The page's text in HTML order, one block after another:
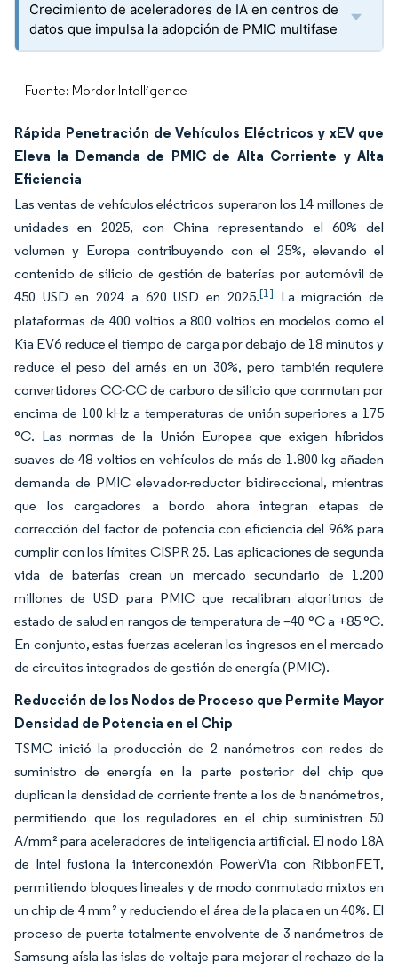
Crecimiento de aceleradores de IA en centros de
datos que impulsa la adopción de PMIC multifase
Fuente: Mordor Intelligence
Rápida Penetración de Vehículos Eléctricos y xEV que
Eleva la Demanda de PMIC de Alta Corriente y Alta
Eficiencia
Las ventas de vehículos eléctricos superaron los 14 millones de
unidades en 2025, con China representando el 60% del
volumen y Europa contribuyendo con el 25%, elevando el
contenido de silicio de gestión de baterías por automóvil de
450 USD en 2024 a 620 USD en 2025.[1] La migración de
plataformas de 400 voltios a 800 voltios en modelos como el
Kia EV6 reduce el tiempo de carga por debajo de 18 minutos y
reduce el peso del arnés en un 30%, pero también requiere
convertidores CC-CC de carburo de silicio que conmutan por
encima de 100 kHz a temperaturas de unión superiores a 175
°C. Las normas de la Unión Europea que exigen híbridos
suaves de 48 voltios en vehículos de más de 1.800 kg añaden
demanda de PMIC elevador-reductor bidireccional, mientras
que los cargadores a bordo ahora integran etapas de
corrección del factor de potencia con eficiencia del 96% para
cumplir con los límites CISPR 25. Las aplicaciones de segunda
vida de baterías crean un mercado secundario de 1.200
millones de USD para PMIC que recalibran algoritmos de
estado de salud en rangos de temperatura de –40 °C a +85 °C.
En conjunto, estas fuerzas aceleran los ingresos en el mercado
de circuitos integrados de gestión de energía (PMIC).
Reducción de los Nodos de Proceso que Permite Mayor
Densidad de Potencia en el Chip
TSMC inició la producción de 2 nanómetros con redes de
suministro de energía en la parte posterior del chip que
duplican la densidad de corriente frente a los de 5 nanómetros,
permitiendo que los reguladores en el chip suministren 50
A/mm² para aceleradores de inteligencia artificial. El nodo 18A
de Intel fusiona la interconexión PowerVia con RibbonFET,
permitiendo bloques lineales y de modo conmutado mixtos en
un chip de 4 mm² y reduciendo el área de la placa en un 40%. El
proceso de puerta totalmente envolvente de 3 nanómetros de
Samsung aísla las islas de voltaje para mejorar el rechazo de la